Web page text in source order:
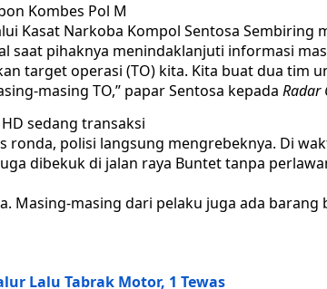
Kombes Pol M
Kasat Narkoba Kompol Sentosa Sembiring
saat pihaknya menindaklanjuti informasi
target operasi (TO) kita. Kita buat dua tim
masing TO,” papar Sentosa kepada Radar
sedang transaksi
ronda, polisi langsung mengrebeknya. Di
dibekuk di jalan raya Buntet tanpa
Masing-masing dari pelaku juga ada barang
Lalu Tabrak Motor, 1 Tewas